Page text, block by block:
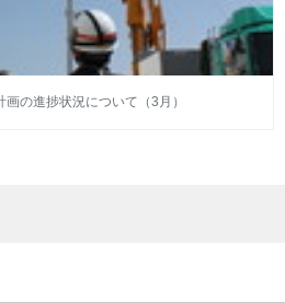
の進捗状況について（3月）